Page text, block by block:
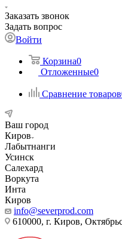
Заказать звонок
Задать вопрос
Войти
Корзина0
Отложенные0
Сравнение товаров
Ваш город
Киров
Лабытнанги
Усинск
Салехард
Воркута
Инта
Киров
info@severprod.com
610000, г. Киров,